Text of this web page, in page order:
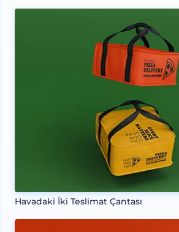
Havadaki İki Teslimat Çantası